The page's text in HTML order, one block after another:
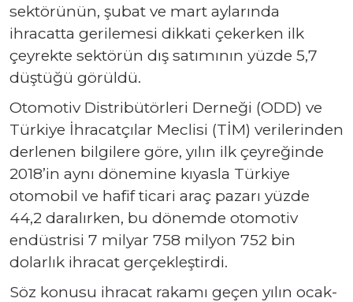
sektörünün, şubat ve mart aylarında
ihracatta gerilemesi dikkati çekerken ilk
çeyrekte sektörün dış satımının yüzde 5,7
düştüğü görüldü.
Otomotiv Distribütörleri Derneği (ODD) ve
Türkiye İhracatçılar Meclisi (TİM) verilerinden
derlenen bilgilere göre, yılın ilk çeyreğinde
2018’in aynı dönemine kıyasla Türkiye
otomobil ve hafif ticari araç pazarı yüzde
44,2 daralırken, bu dönemde otomotiv
endüstrisi 7 milyar 758 milyon 752 bin
dolarlık ihracat gerçekleştirdi.
Söz konusu ihracat rakamı geçen yılın ocak-